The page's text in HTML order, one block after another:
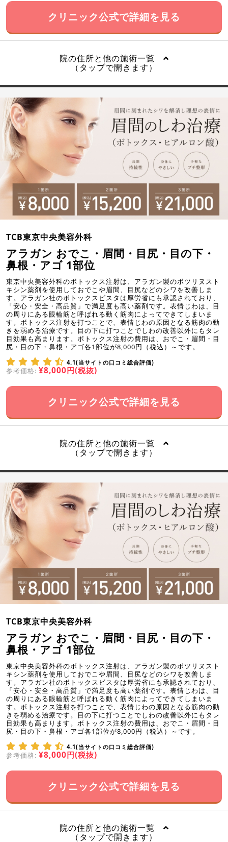
クリニック公式で詳細を見る
院の住所と他の施術一覧
（タップで開きます）
TCB東京中央美容外科
アラガン おでこ・眉間・目尻・目の下・
鼻根・アゴ 1部位
東京中央美容外科のボトックス注射は、アラガン製のボツリヌスト
キシン薬剤を使用しておでこや眉間、目尻などのシワを改善しま
す。アラガン社のボトックスビスタは厚労省にも承認されており、
「安心・安全・高品質」で満足度も高い薬剤です。表情じわは、目
の周りにある眼輪筋と呼ばれる動く筋肉によってできてしまいま
す。ボトックス注射を打つことで、表情じわの原因となる筋肉の動
きを弱める治療です。目の下に打つことでしわの改善以外にもタレ
目効果も高まります。ボトックス注射の費用は、おでこ・眉間・目
尻・目の下・鼻根・アゴ各1部位が8,000円（税込）～です。
4.1(当サイトの口コミ総合評価)
参考価格: ¥8,000円(税抜)
クリニック公式で詳細を見る
院の住所と他の施術一覧
（タップで開きます）
TCB東京中央美容外科
アラガン おでこ・眉間・目尻・目の下・
鼻根・アゴ 1部位
東京中央美容外科のボトックス注射は、アラガン製のボツリヌスト
キシン薬剤を使用しておでこや眉間、目尻などのシワを改善しま
す。アラガン社のボトックスビスタは厚労省にも承認されており、
「安心・安全・高品質」で満足度も高い薬剤です。表情じわは、目
の周りにある眼輪筋と呼ばれる動く筋肉によってできてしまいま
す。ボトックス注射を打つことで、表情じわの原因となる筋肉の動
きを弱める治療です。目の下に打つことでしわの改善以外にもタレ
目効果も高まります。ボトックス注射の費用は、おでこ・眉間・目
尻・目の下・鼻根・アゴ各1部位が8,000円（税込）～です。
4.1(当サイトの口コミ総合評価)
参考価格: ¥8,000円(税抜)
クリニック公式で詳細を見る
院の住所と他の施術一覧
（タップで開きます）